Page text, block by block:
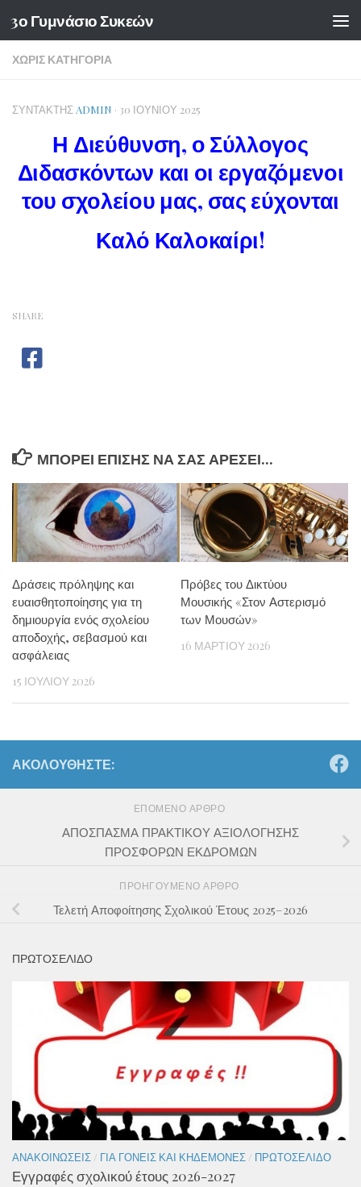
Skip to content
3ο Γυμνάσιο Συκεών
ΧΩΡΊΣ ΚΑΤΗΓΟΡΊΑ
ΣΥΝΤΆΚΤΗΣ ADMIN · 30 ΙΟΥΝΊΟΥ 2025
Η Διεύθυνση, ο Σύλλογος
Διδασκόντων και οι εργαζόμενοι
του σχολείου μας, σας εύχονται
Καλό Καλοκαίρι!
SHARE
ΜΠΟΡΕΊ ΕΠΊΣΗΣ ΝΑ ΣΑΣ ΑΡΈΣΕΙ...
Δράσεις πρόληψης και
ευαισθητοποίησης για τη
δημιουργία ενός σχολείου
αποδοχής, σεβασμού και
ασφάλειας
15 ΙΟΥΛΊΟΥ 2026
Πρόβες του Δικτύου
Μουσικής «Στον Αστερισμό
των Μουσών»
16 ΜΑΡΤΊΟΥ 2026
ΑΚΟΛΟΥΘΉΣΤΕ:
ΕΠΌΜΕΝΟ ΆΡΘΡΟ
ΑΠΟΣΠΑΣΜΑ ΠΡΑΚΤΙΚΟΥ ΑΞΙΟΛΟΓΗΣΗΣ
ΠΡΟΣΦΟΡΩΝ ΕΚΔΡΟΜΩΝ
ΠΡΟΗΓΟΎΜΕΝΟ ΆΡΘΡΟ
Τελετή Αποφοίτησης Σχολικού Έτους 2025–2026
ΠΡΩΤΟΣΕΛΙΔΟ
ΑΝΑΚΟΙΝΏΣΕΙΣ / ΓΙΑ ΓΟΝΕΊΣ ΚΑΙ ΚΗΔΕΜΌΝΕΣ / ΠΡΩΤΟΣΈΛΙΔΟ
Εγγραφές σχολικού έτους 2026-2027